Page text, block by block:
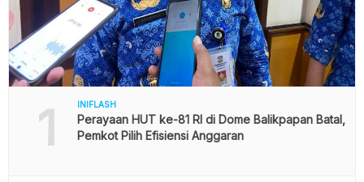
1 INIFLASH
Perayaan HUT ke-81 RI di Dome Balikpapan Batal,
Pemkot Pilih Efisiensi Anggaran